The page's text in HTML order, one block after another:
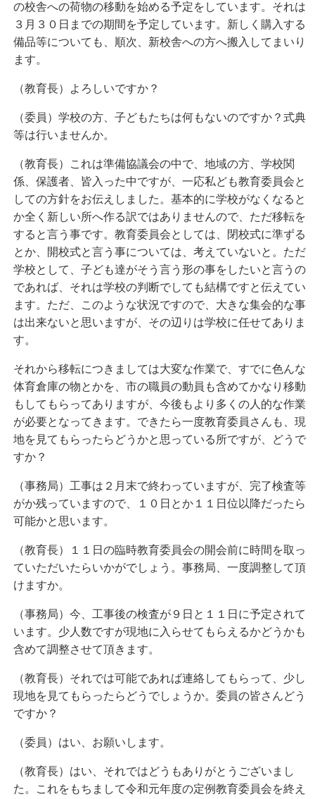
の校舎への荷物の移動を始める予定をしています。それは
３月３０日までの期間を予定しています。新しく購入する
備品等についても、順次、新校舎への方へ搬入してまいり
ます。
（教育長）よろしいですか？
（委員）学校の方、子どもたちは何もないのですか？式典
等は行いませんか。
（教育長）これは準備協議会の中で、地域の方、学校関
係、保護者、皆入った中ですが、一応私ども教育委員会と
しての方針をお伝えしました。基本的に学校がなくなると
か全く新しい所へ作る訳ではありませんので、ただ移転を
すると言う事です。教育委員会としては、閉校式に準ずる
とか、開校式と言う事については、考えていないと。ただ
学校として、子ども達がそう言う形の事をしたいと言うの
であれば、それは学校の判断でしても結構ですと伝えてい
ます。ただ、このような状況ですので、大きな集会的な事
は出来ないと思いますが、その辺りは学校に任せてありま
す。
それから移転につきましては大変な作業で、すでに色んな
体育倉庫の物とかを、市の職員の動員も含めてかなり移動
もしてもらってありますが、今後もより多くの人的な作業
が必要となってきます。できたら一度教育委員さんも、現
地を見てもらったらどうかと思っている所ですが、どうで
すか？
（事務局）工事は２月末で終わっていますが、完了検査等
がか残っていますので、１０日とか１１日位以降だったら
可能かと思います。
（教育長）１１日の臨時教育委員会の開会前に時間を取っ
ていただいたらいかがでしょう。事務局、一度調整して頂
けますか。
（事務局）今、工事後の検査が９日と１１日に予定されて
います。少人数ですが現地に入らせてもらえるかどうかも
含めて調整させて頂きます。
（教育長）それでは可能であれば連絡してもらって、少し
現地を見てもらったらどうでしょうか。委員の皆さんどう
ですか？
（委員）はい、お願いします。
（教育長）はい、それではどうもありがとうございまし
た。これをもちまして令和元年度の定例教育委員会を終え